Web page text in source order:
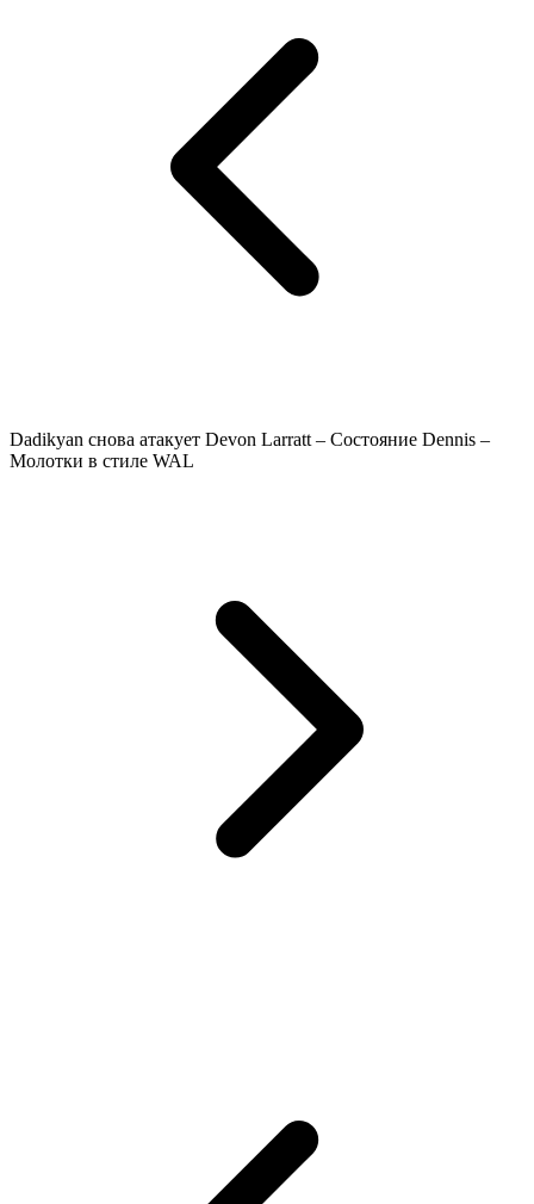
Dadikyan снова атакует Devon Larratt – Состояние Dennis –
Молотки в стиле WAL